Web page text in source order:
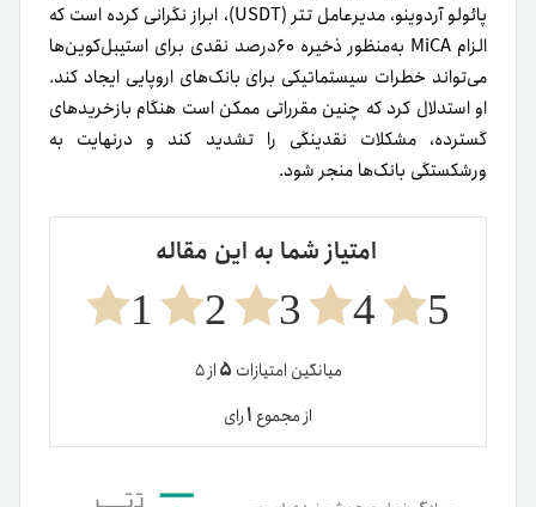
پائولو آردوینو، مدیرعامل تتر (USDT)، ابراز نگرانی کرده است که
الزام MiCA به‌منظور ذخیره ۶۰درصد نقدی برای استیبل‌کوین‌ها
می‌تواند خطرات سیستماتیکی برای بانک‌های اروپایی ایجاد کند.
او استدلال کرد که چنین مقرراتی ممکن است هنگام بازخریدهای
گسترده، مشکلات نقدینگی را تشدید کند و درنهایت به
ورشکستگی بانک‌ها منجر شود.
امتیاز شما به این مقاله
5
4
3
2
1
میانگین امتیازات ۵از ۵
از مجموع۱رای